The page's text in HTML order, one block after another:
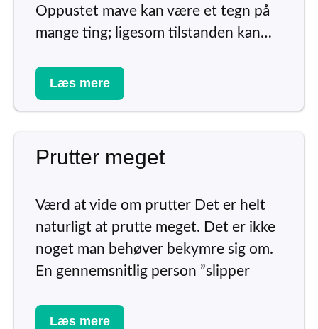
Oppustet mave kan være et tegn på
mange ting; ligesom tilstanden kan…
Læs mere
Prutter meget
Værd at vide om prutter Det er helt
naturligt at prutte meget. Det er ikke
noget man behøver bekymre sig om.
En gennemsnitlig person ”slipper
Læs mere